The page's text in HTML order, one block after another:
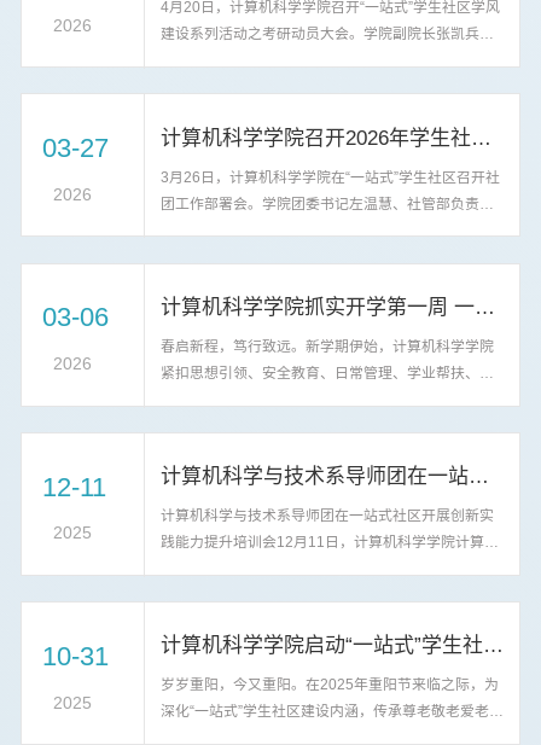
2026
4月20日，计算机科学学院召开“一站式”学生社区学风
建设系列活动之考研动员大会。学院副院长张凯兵、
经历与计算机专业发展趋势，深入浅出地阐述了考研
对学生个人成长与职业发展的重要意义，鼓励同学们
树立远大目标，以坚定的信念、饱满的热情投入到备
03-27
2026
计算机科学学院召开2026年学生社团工作部署会
3月26日，计算机科学学院在“一站式”学生社区召开社
团工作部署会。学院团委书记左温慧、社管部负责人
情况进行了梳理，明确了发展定位。会上，左温慧结
合学院人才培养总体目标和学生成长需求，对社团全
年工作进行了安排。她强调，各社团要立足计算机专
03-06
2026
计算机科学学院抓实开学第一周 一线服务助学生成长
​春启新程，笃行致远。新学期伊始，计算机科学学院
紧扣思想引领、安全教育、日常管理、学业帮扶、就
天，学院在临潼校区中心广场开展主题实践活动，通
过沉浸式体验、互动式宣讲，引导青年学子传承雷锋
精神，锤炼责任担当，将奉献精神融入青春成长之
12-11
2025
计算机科学与技术系导师团在一站式社区​开展创新实践能力提升培训会
计算机科学与技术系导师团在一站式社区开展创新实
践能力提升培训会12月11日，计算机科学学院计算机
算法研究》为题进行了交流。并对25级计卓1班、2班
30余名同学进行创新实践能力培训。培训会上，时光
副教授从深度神经网络的发展脉络切入，系统梳理了
10-31
2025
计算机科学学院启动“一站式”学生社区“IT智能帮·银龄时光守护计划”
岁岁重阳，今又重阳。在2025年重阳节来临之际，为
深化“一站式”学生社区建设内涵，传承尊老敬老爱老的